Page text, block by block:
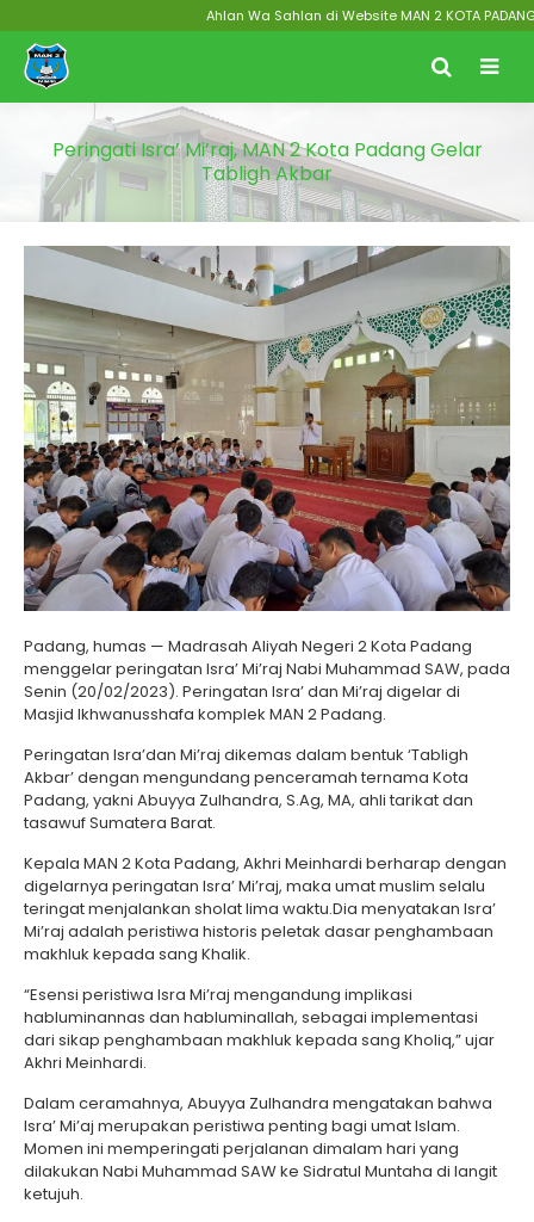
Ahlan Wa Sahlan di Website MAN 2 KOTA PADANG
Peringati Isra’ Mi’raj, MAN 2 Kota Padang Gelar
Tabligh Akbar
Padang, humas — Madrasah Aliyah Negeri 2 Kota Padang
menggelar peringatan Isra’ Mi’raj Nabi Muhammad SAW, pada
Senin (20/02/2023). Peringatan Isra’ dan Mi’raj digelar di
Masjid Ikhwanusshafa komplek MAN 2 Padang.
Peringatan Isra’dan Mi’raj dikemas dalam bentuk ‘Tabligh
Akbar’ dengan mengundang penceramah ternama Kota
Padang, yakni Abuyya Zulhandra, S.Ag, MA, ahli tarikat dan
tasawuf Sumatera Barat.
Kepala MAN 2 Kota Padang, Akhri Meinhardi berharap dengan
digelarnya peringatan Isra’ Mi’raj, maka umat muslim selalu
teringat menjalankan sholat lima waktu.Dia menyatakan Isra’
Mi’raj adalah peristiwa historis peletak dasar penghambaan
makhluk kepada sang Khalik.
“Esensi peristiwa Isra Mi’raj mengandung implikasi
habluminannas dan habluminallah, sebagai implementasi
dari sikap penghambaan makhluk kepada sang Kholiq,” ujar
Akhri Meinhardi.
Dalam ceramahnya, Abuyya Zulhandra mengatakan bahwa
Isra’ Mi’aj merupakan peristiwa penting bagi umat Islam.
Momen ini memperingati perjalanan dimalam hari yang
dilakukan Nabi Muhammad SAW ke Sidratul Muntaha di langit
ketujuh.